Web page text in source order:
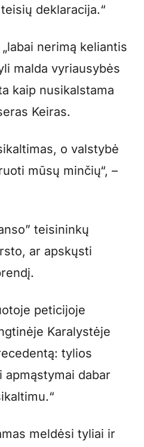
deklaracija.“
nerimą keliantis
malda vyriausybės
kaip nusikalstama
Keiras.
o valstybė
mūsų minčių“, –
teisininkų
ar apskųsti
peticijoje
Karalystėje
tylios
dabar
meldėsi tyliai ir